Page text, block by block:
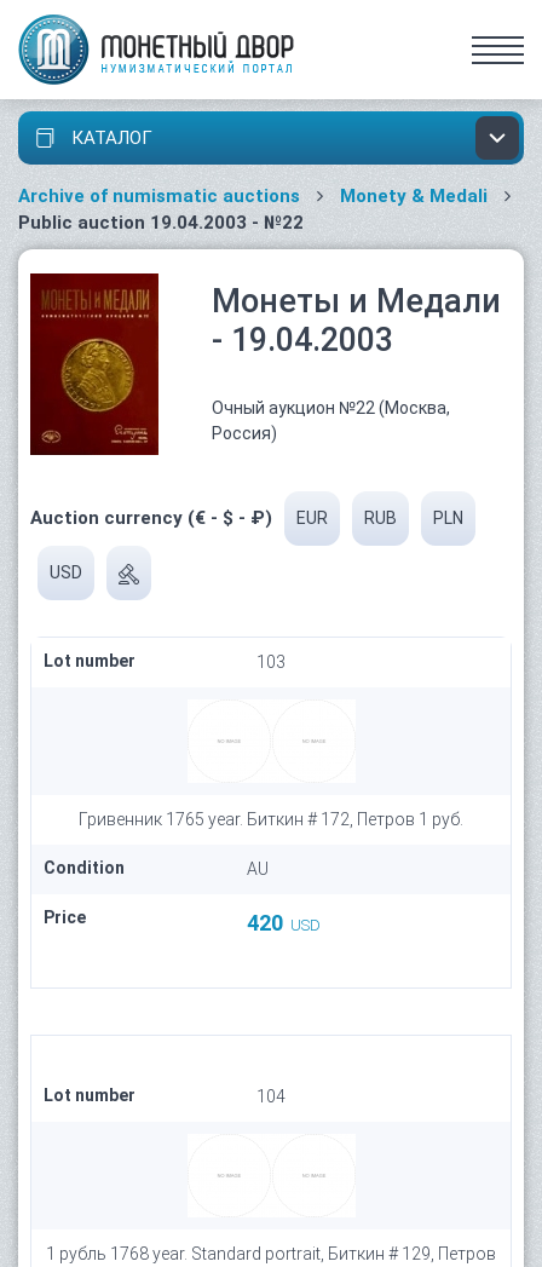
КАТАЛОГ
Archive of numismatic auctions
Monety & Medali
Public auction 19.04.2003 - №22
Монеты и Медали
- 19.04.2003
Очный аукцион №22 (Москва,
Россия)
Auction currency (€ - $ - ₽) EUR RUB PLN
USD
Lot number 103
Гривенник 1765 year. Биткин # 172, Петров 1 руб.
Condition AU
Price 420 USD
Lot number 104
1 рубль 1768 year. Standard portrait, Биткин # 129, Петров